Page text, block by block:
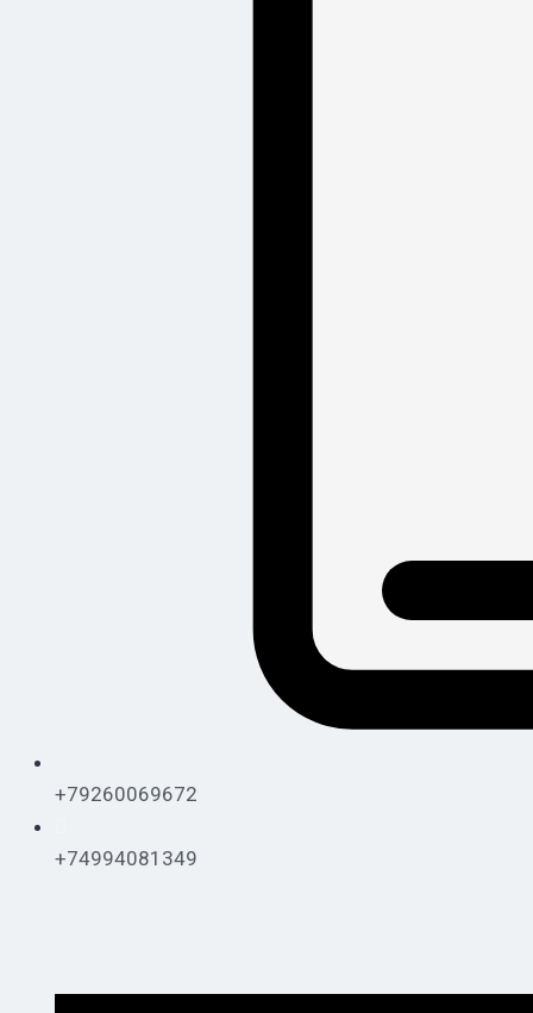
+79260069672
+74994081349